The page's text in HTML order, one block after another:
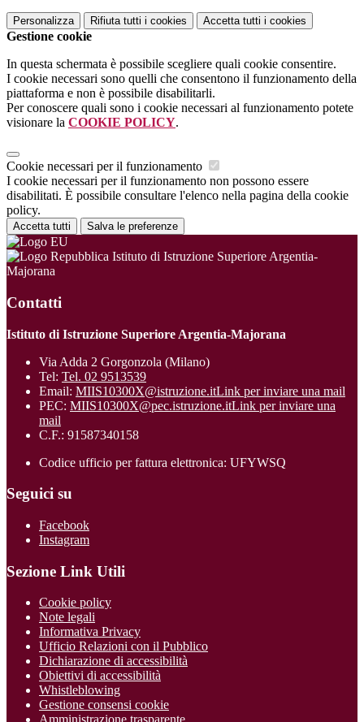
Personalizza Rifiuta tutti i cookies Accetta tutti i cookies
Gestione cookie
In questa schermata è possibile scegliere quali cookie consentire.
I cookie necessari sono quelli che consentono il funzionamento della
piattaforma e non è possibile disabilitarli.
Per conoscere quali sono i cookie necessari al funzionamento potete
visionare la COOKIE POLICY.
Cookie necessari per il funzionamento
I cookie necessari per il funzionamento non possono essere
disabilitati. È possibile consultare l'elenco nella pagina della cookie
policy.
Accetta tutti Salva le preferenze
Istituto di Istruzione Superiore Argentia-
Majorana
Contatti
Istituto di Istruzione Superiore Argentia-Majorana
Via Adda 2 Gorgonzola (Milano)
Tel: Tel. 02 9513539
Email: MIIS10300X@istruzione.itLink per inviare una mail
PEC: MIIS10300X@pec.istruzione.itLink per inviare una
mail
C.F.: 91587340158
Codice ufficio per fattura elettronica: UFYWSQ
Seguici su
Facebook
Instagram
Sezione Link Utili
Cookie policy
Note legali
Informativa Privacy
Ufficio Relazioni con il Pubblico
Dichiarazione di accessibilità
Obiettivi di accessibilità
Whistleblowing
Gestione consensi cookie